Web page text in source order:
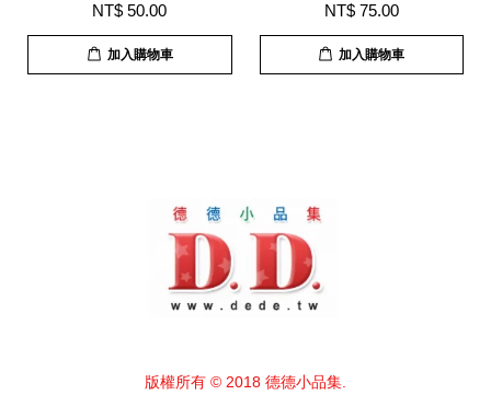
NT$ 50.00
加入購物車
NT$ 75.00
加入購物車
版權所有 © 2018 德德小品集.